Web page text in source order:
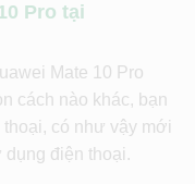
Pro tại
Mate 10 Pro
cách nào khác, bạn
có như vậy mới
điện thoại.